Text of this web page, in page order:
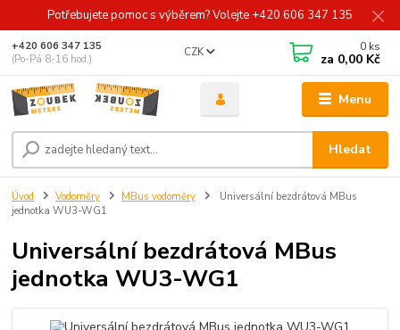
Potřebujete pomoc s výběrem? Volejte +420 606 347 135
Menu
CZK
Hledat
+420 606 347 135
(Po-Pá 8-16 hod.)
0 ks
za 0,00 Kč
Úvod Vodoměry MBus vodoměry
Universální bezdrátová MBus
jednotka WU3-WG1
Universální bezdrátová MBus
jednotka WU3-WG1